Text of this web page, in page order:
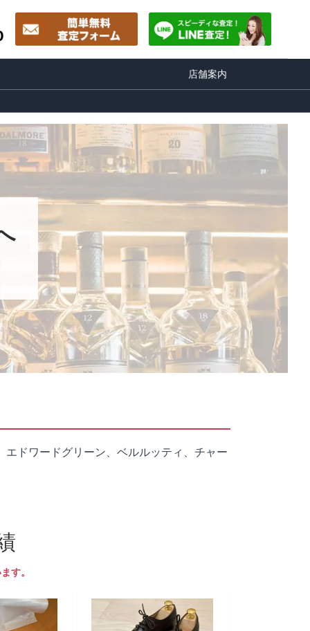
店舗案内
ドワードグリーン、ベルルッティ、チャー
す。